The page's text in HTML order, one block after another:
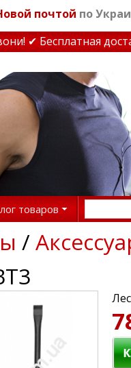
почтой по
✔ Бесплатная
товаров
/